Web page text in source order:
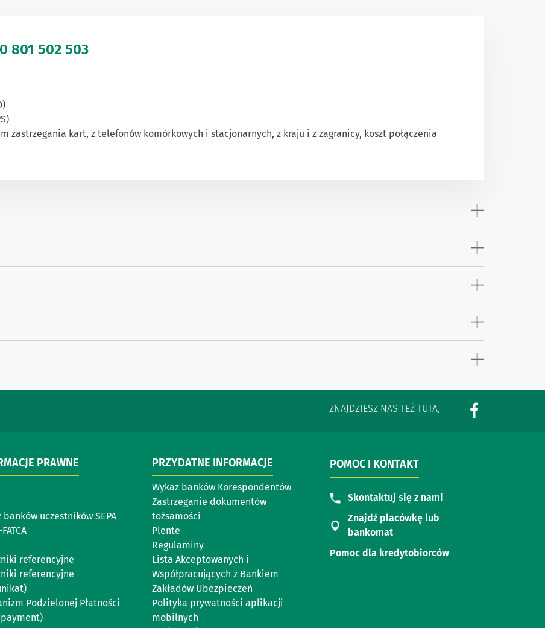
801 502 503
zastrzegania kart, z telefonów komórkowych i stacjonarnych, z kraju i z zagranicy, koszt połączenia
ZNAJDZIESZ NAS TEŻ TUTAJ
PRAWNE
banków uczestników SEPA
referencyjne
referencyjne
Podzielonej Płatności
PRZYDATNE INFORMACJE
Wykaz banków Korespondentów
Zastrzeganie dokumentów
tożsamości
Plente
Regulaminy
Lista Akceptowanych i
Współpracujących z Bankiem
Zakładów Ubezpieczeń
Polityka prywatności aplikacji
mobilnych
POMOC I KONTAKT
Skontaktuj się z nami
Znajdź placówkę lub
bankomat
Pomoc dla kredytobiorców